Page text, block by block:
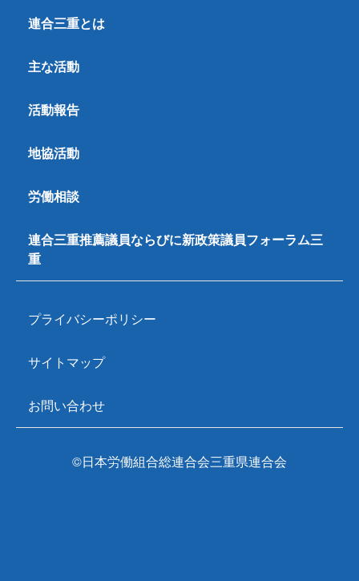
連合三重とは
主な活動
活動報告
地協活動
労働相談
連合三重推薦議員ならびに新政策議員フォーラム三
重
プライバシーポリシー
サイトマップ
お問い合わせ
©日本労働組合総連合会三重県連合会